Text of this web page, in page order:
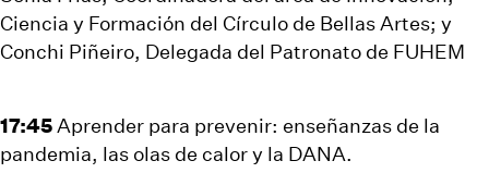
Ciencia y Formación del Círculo de Bellas Artes; y
Conchi Piñeiro, Delegada del Patronato de FUHEM
17:45Aprender para prevenir: enseñanzas de la
pandemia, las olas de calor y la DANA.